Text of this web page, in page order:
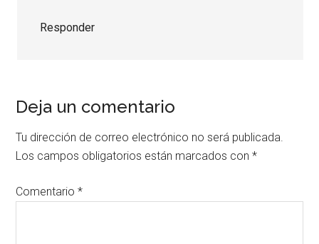
Responder
Deja un comentario
Tu dirección de correo electrónico no será publicada.
Los campos obligatorios están marcados con*
Comentario*